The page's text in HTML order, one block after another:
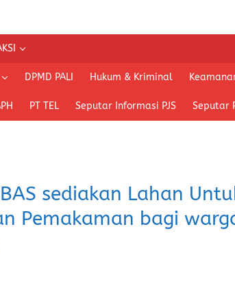
DPMD PALI Hukum & Kriminal
PT TEL Seputar Informasi PJS Seputar
sediakan Lahan
Pemakaman bagi